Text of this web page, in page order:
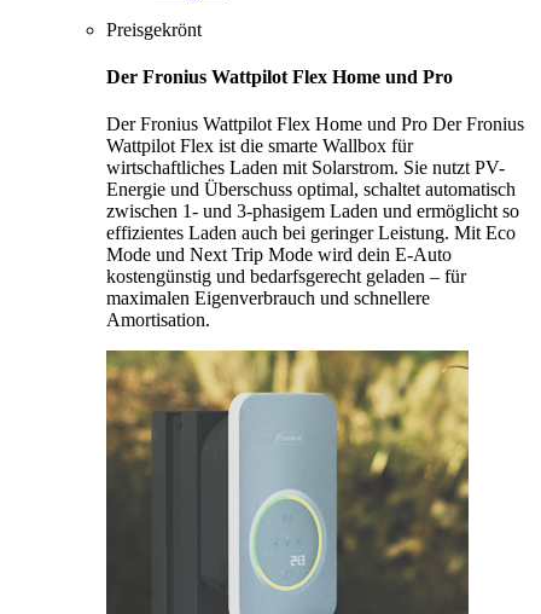
Preisgekrönt
Der Fronius Wattpilot Flex Home und Pro
Der Fronius Wattpilot Flex Home und Pro Der Fronius
Wattpilot Flex ist die smarte Wallbox für
wirtschaftliches Laden mit Solarstrom. Sie nutzt PV-
Energie und Überschuss optimal, schaltet automatisch
zwischen 1- und 3-phasigem Laden und ermöglicht so
effizientes Laden auch bei geringer Leistung. Mit Eco
Mode und Next Trip Mode wird dein E-Auto
kostengünstig und bedarfsgerecht geladen – für
maximalen Eigenverbrauch und schnellere
Amortisation.